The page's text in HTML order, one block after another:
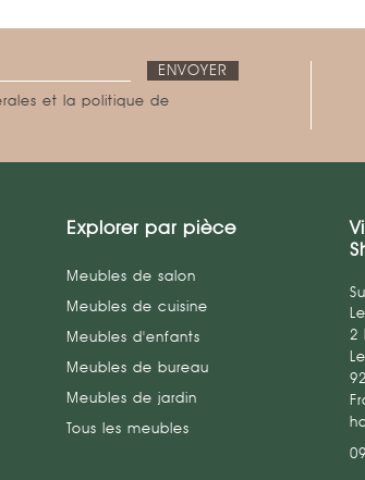
et la politique de
Explorer par pièce
Meubles de salon
Meubles de cuisine
Meubles d'enfants
Meubles de bureau
Meubles de jardin
Tous les meubles
2